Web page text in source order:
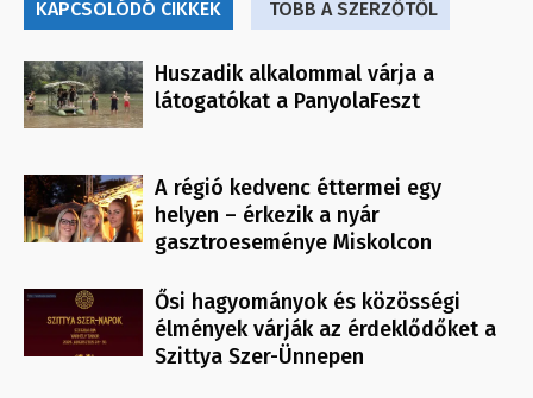
KAPCSOLÓDÓ CIKKEK TÖBB A SZERZŐTŐL
Huszadik alkalommal várja a
látogatókat a PanyolaFeszt
A régió kedvenc éttermei egy
helyen – érkezik a nyár
gasztroeseménye Miskolcon
Ősi hagyományok és közösségi
élmények várják az érdeklődőket a
Szittya Szer-Ünnepen